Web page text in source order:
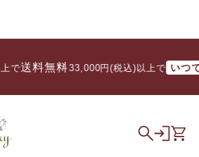
送料無料/ 33,000円(税込)以上で いつでも